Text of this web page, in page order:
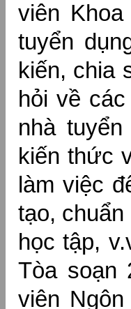
viên
tuyển
kiến, chia
hỏi về
nhà
kiến thức
làm việc
tạo,
học tập,
Tòa soạn
viên